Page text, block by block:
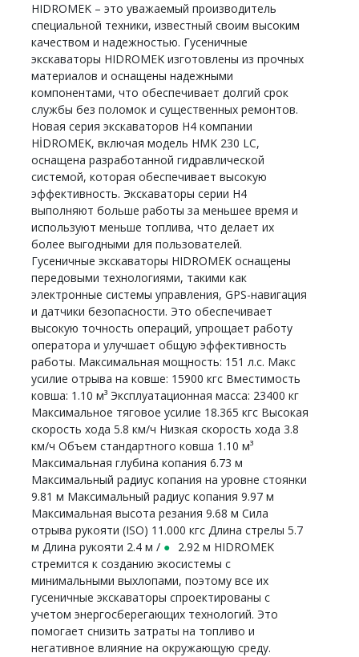
HIDROMEK – это уважаемый производитель
специальной техники, известный своим высоким
качеством и надежностью. Гусеничные
экскаваторы HIDROMEK изготовлены из прочных
материалов и оснащены надежными
компонентами, что обеспечивает долгий срок
службы без поломок и существенных ремонтов.
Новая серия экскаваторов H4 компании
HİDROMEK, включая модель HMK 230 LC,
оснащена разработанной гидравлической
системой, которая обеспечивает высокую
эффективность. Экскаваторы серии H4
выполняют больше работы за меньшее время и
используют меньше топлива, что делает их
более выгодными для пользователей.
Гусеничные экскаваторы HIDROMEK оснащены
передовыми технологиями, такими как
электронные системы управления, GPS-навигация
и датчики безопасности. Это обеспечивает
высокую точность операций, упрощает работу
оператора и улучшает общую эффективность
работы. Максимальная мощность: 151 л.с. Макс
усилие отрыва на ковше: 15900 кгс Вместимость
ковша: 1.10 м³ Эксплуатационная масса: 23400 кг
Максимальное тяговое усилие 18.365 кгс Высокая
скорость хода 5.8 км/ч Низкая скорость хода 3.8
км/ч Объем стандартного ковша 1.10 м³
Максимальная глубина копания 6.73 м
Максимальный радиус копания на уровне стоянки
9.81 м Максимальный радиус копания 9.97 м
Максимальная высота резания 9.68 м Сила
отрыва рукояти (ISO) 11.000 кгс Длина стрелы 5.7
м Длина рукояти 2.4 м /
2.92 м HIDROMEK
стремится к созданию экосистемы с
минимальными выхлопами, поэтому все их
гусеничные экскаваторы спроектированы с
учетом энергосберегающих технологий. Это
помогает снизить затраты на топливо и
негативное влияние на окружающую среду.